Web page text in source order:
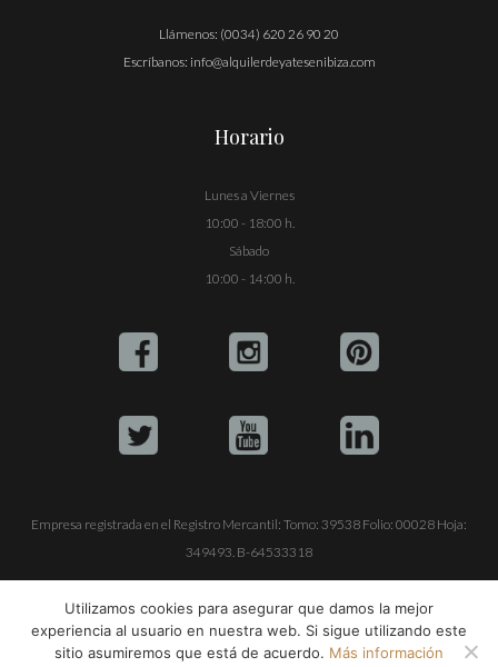
Llámenos: (0034) 620 26 90 20
Escríbanos: info@alquilerdeyatesenibiza.com
Horario
Lunes a Viernes
10:00 - 18:00 h.
Sábado
10:00 - 14:00 h.
Empresa registrada en el Registro Mercantil: Tomo: 39538 Folio: 00028 Hoja:
349493. B-64533318
ALQUILER DE YATES EN IBIZA S.L.
Utilizamos cookies para asegurar que damos la mejor
experiencia al usuario en nuestra web. Si sigue utilizando este
sitio asumiremos que está de acuerdo. Más información